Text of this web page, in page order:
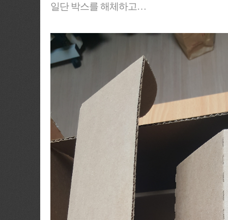
일단 박스를 해체하고…